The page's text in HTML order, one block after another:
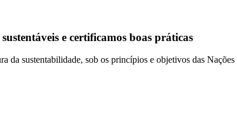
​​e certificamos boas práticas
da sustentabilidade, sob os princípios e objetivos das